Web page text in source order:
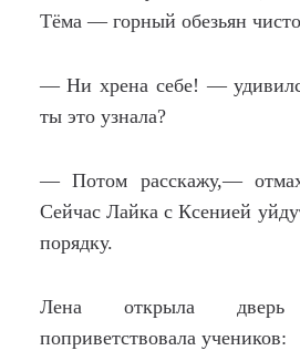
Тёма — горный обезьян
— Ни хрена себе! —
ты это узнала?
— Потом расскажу,—
Сейчас Лайка с Ксенией
порядку.
Лена открыла
поприветствовала учеников: